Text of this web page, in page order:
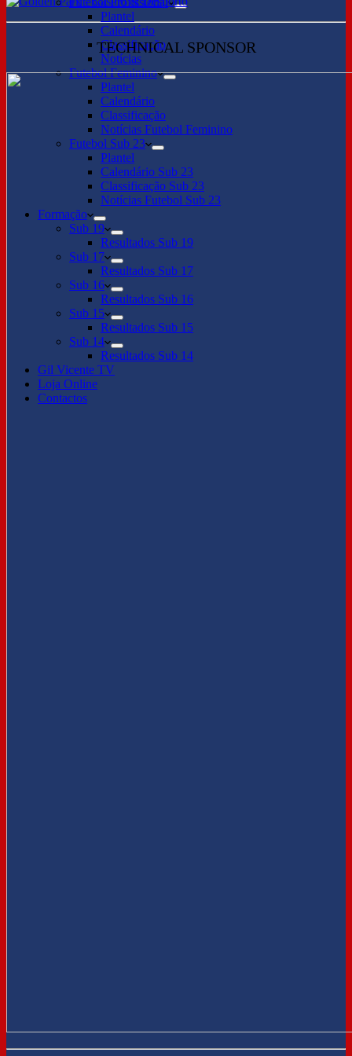
Plantel
Calendário
Classificação
Notícias
Futebol Feminino
Plantel
Calendário
Classificação
Notícias Futebol Feminino
Futebol Sub 23
Plantel
Calendário Sub 23
Classificação Sub 23
Notícias Futebol Sub 23
Formação
Sub 19
Resultados Sub 19
Sub 17
Resultados Sub 17
Sub 16
Resultados Sub 16
Sub 15
Resultados Sub 15
Sub 14
Resultados Sub 14
Gil Vicente TV
Loja Online
Contactos
TECHNICAL SPONSOR